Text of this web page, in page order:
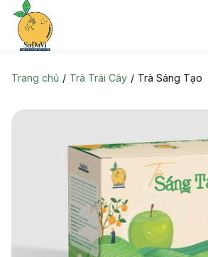
Skip to content
Trang chủ / Trà Trái Cây / Trà Sáng Tạo